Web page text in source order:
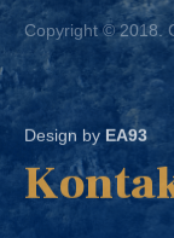
Design byEA93